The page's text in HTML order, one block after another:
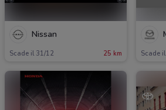
Nissan
Scade il 31/12 25 km Scade